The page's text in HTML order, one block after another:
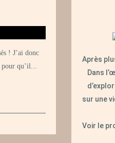
! J’ai donc
pour qu’il...
Après
Dans
sur une
Voir le